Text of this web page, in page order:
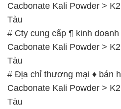
Cacbonate Kali Powder >
Tàu
# Cty cung cấp ¶ kinh
Cacbonate Kali Powder >
Tàu
# Địa chỉ thương mại ♦ bán
Cacbonate Kali Powder >
Tàu